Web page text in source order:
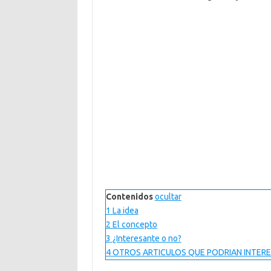
Contenidos ocultar
1 La idea
2 El concepto
3 ¿Interesante o no?
4 OTROS ARTICULOS QUE PODRIAN